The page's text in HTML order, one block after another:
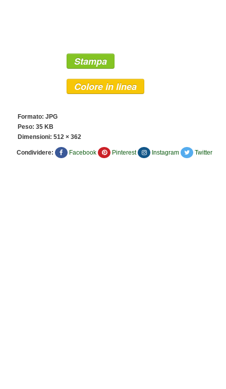
Stampa
Colore in linea
Formato: JPG
Peso: 35 KB
Dimensioni: 512 × 362
Condividere: Facebook Pinterest Instagram Twitter